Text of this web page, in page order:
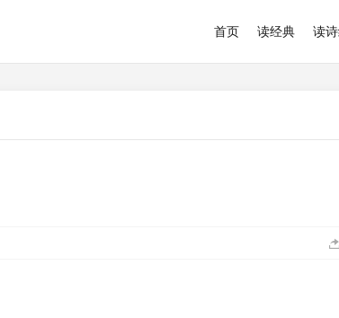
首页 读经典 读